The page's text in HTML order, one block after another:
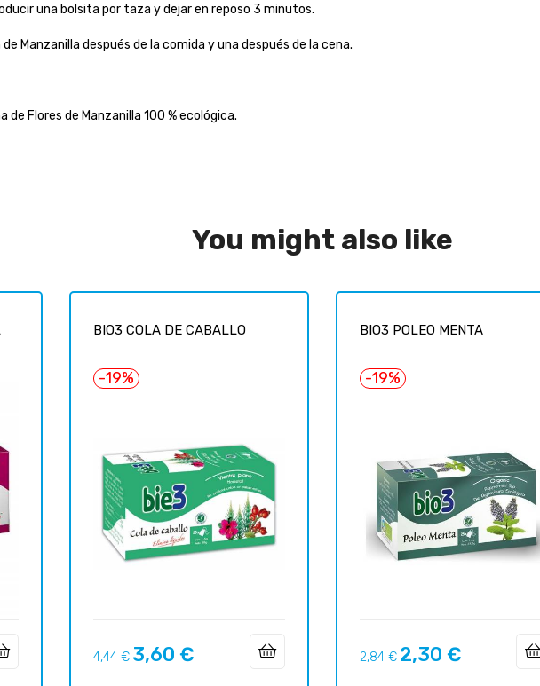
una bolsita por taza y dejar en reposo 3 minutos.
Manzanilla después de la comida y una después de la cena.
Flores de Manzanilla 100 % ecológica.
You might also like
BIO3 COLA DE CABALLO
-19%
Prix
4,44 € Prix
3,60 €
BIO3 POLEO MENTA
-19%
Prix
2,84 € Prix
2,30 €